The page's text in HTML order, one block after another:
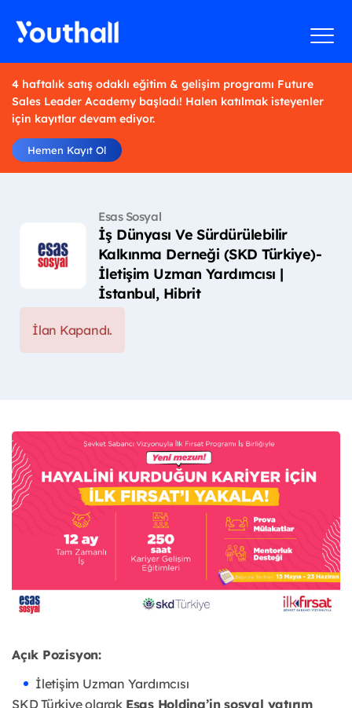
4 haftalık satış odaklı eğitim & gelişim programı Future
Sales Leader Academy başladı! Halen katılmak isteyenler
için kayıtlar devam ediyor.
Hemen Kayıt Ol
Esas Sosyal
İş Dünyası Ve Sürdürülebilir
Kalkınma Derneği (SKD Türkiye)-
İletişim Uzman Yardımcısı |
İstanbul, Hibrit
İlan Kapandı.
Açık Pozisyon:
İletişim Uzman Yardımcısı
SKD Türkiye olarak Esas Holding’in sosyal yatırım